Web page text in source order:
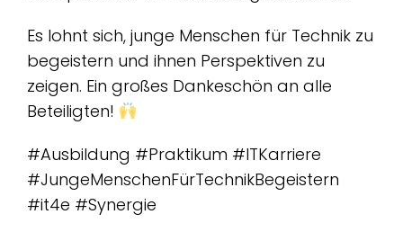
Es lohnt sich, junge Menschen für Technik zu
begeistern und ihnen Perspektiven zu
zeigen. Ein großes Dankeschön an alle
Beteiligten!
#Ausbildung #Praktikum #ITKarriere
#JungeMenschenFürTechnikBegeistern
#it4e #Synergie